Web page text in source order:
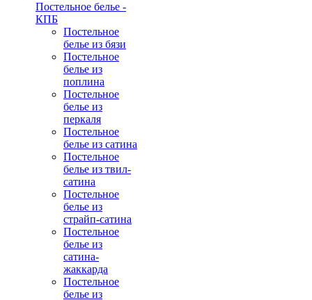
Постельное белье -
КПБ
Постельное
белье из бязи
Постельное
белье из
поплина
Постельное
белье из
перкаля
Постельное
белье из сатина
Постельное
белье из твил-
сатина
Постельное
белье из
страйп-сатина
Постельное
белье из
сатина-
жаккарда
Постельное
белье из